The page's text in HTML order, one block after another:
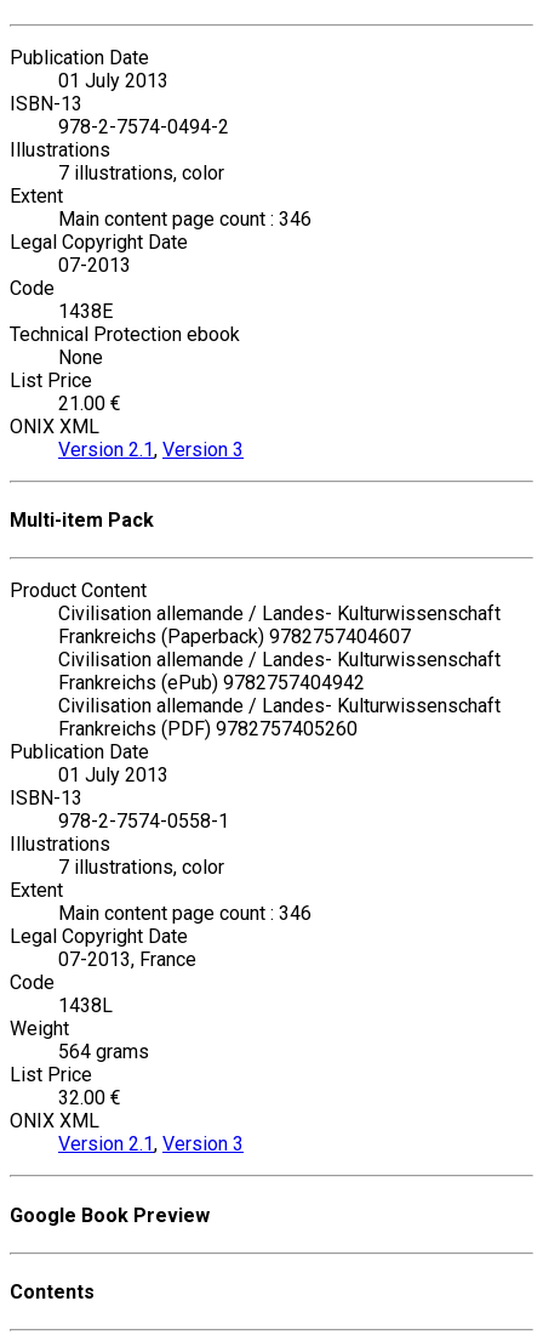
Publication Date
01 July 2013
ISBN-13
978-2-7574-0494-2
Illustrations
7 illustrations, color
Extent
Main content page count : 346
Legal Copyright Date
07-2013
Code
1438E
Technical Protection ebook
None
List Price
21.00 €
ONIX XML
Version 2.1, Version 3
Multi-item Pack
Product Content
Civilisation allemande / Landes- Kulturwissenschaft
Frankreichs (Paperback) 9782757404607
Civilisation allemande / Landes- Kulturwissenschaft
Frankreichs (ePub) 9782757404942
Civilisation allemande / Landes- Kulturwissenschaft
Frankreichs (PDF) 9782757405260
Publication Date
01 July 2013
ISBN-13
978-2-7574-0558-1
Illustrations
7 illustrations, color
Extent
Main content page count : 346
Legal Copyright Date
07-2013, France
Code
1438L
Weight
564 grams
List Price
32.00 €
ONIX XML
Version 2.1, Version 3
Google Book Preview
Contents